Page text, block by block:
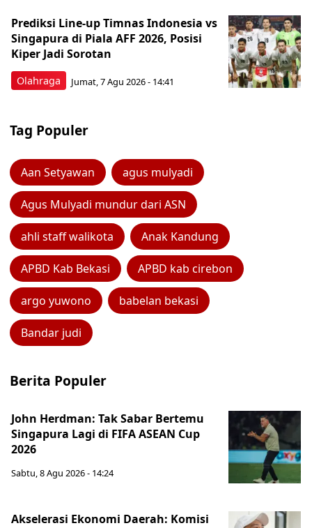
Olahraga
Prediksi Line-up Timnas Indonesia vs
Singapura di Piala AFF 2026, Posisi
Kiper Jadi Sorotan
Jumat, 7 Agu 2026 - 14:41
Tag Populer
Aan Setyawan agus mulyadi
Agus Mulyadi mundur dari ASN
ahli staff walikota Anak Kandung
APBD Kab Bekasi APBD kab cirebon
argo yuwono babelan bekasi
Bandar judi
Berita Populer
John Herdman: Tak Sabar Bertemu
Singapura Lagi di FIFA ASEAN Cup
2026
Sabtu, 8 Agu 2026 - 14:24
Akselerasi Ekonomi Daerah: Komisi